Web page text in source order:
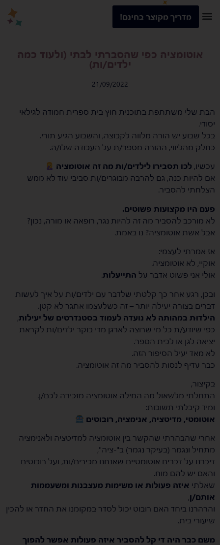
מדריך מקוצר בחינם!
אוטומציה כפי שהסברתי לבתי (ולעוד כמה
ילדים/ות)
21/09/2022
הבת שלי משתתפת בתוכנית חוץ בית ספרית חמודה לגילאי
יסודי.
בכל שבוע יש הורה מלווה לקבוצה, והשבוע הגיע תורי.
כחלק מהליווי, ההורה מספר/ת על העבודה שלו/ה.
עכשיו, לכו תסבירו לילדים/ות מה זה אוטומציה
אם להיות כנה, גם להרבה מבוגרים/ות סביבי עוד לא ממש
הצלחתי להסביר.
פעם היו מקצועות פשוטים.
לא מורכב להסביר מה זה להיות נגר, רופאה או מורה, נכון?
אבל אשת אוטומציה? נו באמת.
אז אמרתי לעצמי:
אוקיי, לא אוטומציה.
אולי אני פשוט אדבר על התייעלות.
ובכן, רגע אחר כך קלטתי שלדבר עם ילדים/ות על איך לעשות
דברים בצורה יעילה יותר – זה כשלעצמו אתגר לא קטן.
הילדוּת במהותה לא נועדה לעמוד בסטנדרטים של יעילות,
כפי שיודע/ת כל מי שרוצה לארגן מדי בוקר ילדים/ות לקראת
יציאה לגן או לבית הספר.
לא מאד יעיל הסיפור הזה.
כבר עדיף לנסות להסביר מה זה אוטומציה.
בקיצור,
התחלתי מלשאול מה המילה אוטומציה מזכירה לכם/ן.
ומיד קיבלתי תשובות:
אוטומטי, מדיטציה, אנימציה, רובוטים
אחרי שהבהרתי שהקשר בין אוטומציה למדיטציה ולאנימציה
מתחיל ונגמר (בעיקר נגמר) ב"-ציה",
דיברנו על דברים אוטומטיים שאנחנו מכירים/ות, ועל רובוטים
והאם יש להם מוח.
שאלתי איזה פעולות או משימות מעצבנות ומשעממות
אותם/ן,
והרהרנו ביחד האם רובוט יכול לסדר במקומנו את החדר או להכין
שיעורי בית.
משם כבר היה די קל להסביר איזה פעולות אפשר להפוך